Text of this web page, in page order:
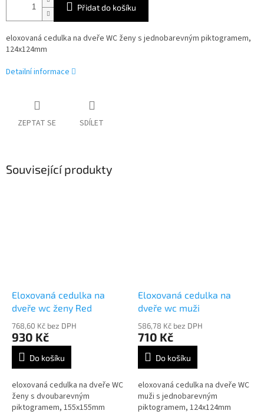
Přidat do košíku
eloxovaná cedulka na dveře WC ženy s jednobarevným piktogramem,
124x124mm
Detailní informace
ZEPTAT SE SDÍLET
Související produkty
Eloxovaná cedulka na
dveře wc ženy Red
768,60 Kč bez DPH
930 Kč
Do košíku
eloxovaná cedulka na dveře WC
ženy s dvoubarevným
piktogramem, 155x155mm
Eloxovaná cedulka na
dveře wc muži
586,78 Kč bez DPH
710 Kč
Do košíku
eloxovaná cedulka na dveře WC
muži s jednobarevným
piktogramem, 124x124mm